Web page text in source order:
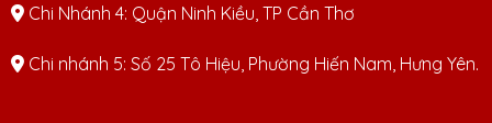
Chi Nhánh 4: Quận Ninh Kiều, TP Cần Thơ
Chi nhánh 5: Số 25 Tô Hiệu, Phường Hiến Nam, Hưng Yên.